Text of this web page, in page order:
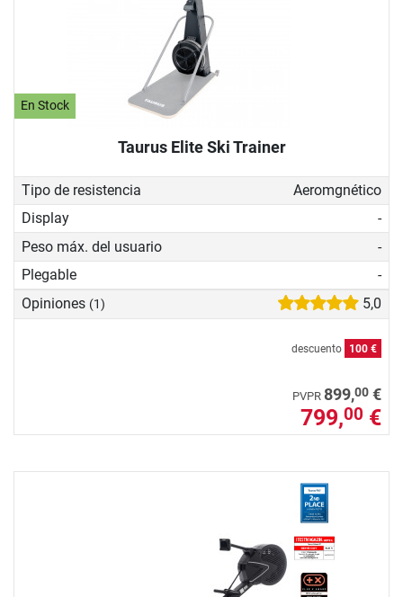
En Stock
Taurus Elite Ski Trainer
Tipo de resistencia
Aeromgnético
Display
-
Peso máx. del usuario
-
Plegable
-
Opiniones (1) 5,0
descuento 100 €
PVPR 899,00 €
799,00 €